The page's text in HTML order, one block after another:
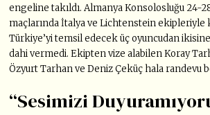
engeline takıldı. Almanya Konsolosluğu 24-
maçlarında İtalya ve Lichtenstein ekipleriyle
Türkiye’yi temsil edecek üç oyuncudan
dahi vermedi. Ekipten vize alabilen Koray
Özyurt Tarhan ve Deniz Çeküç hala randevu
“Sesimizi